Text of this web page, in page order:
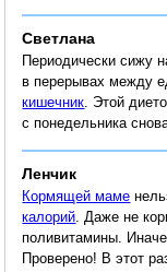
Светлана
Периодически сижу
в перерывах между
кишечник . Этой
с понедельника
Ленчик
Кормящей маме
калорий . Даже не
поливитамины.
Проверено! В этот